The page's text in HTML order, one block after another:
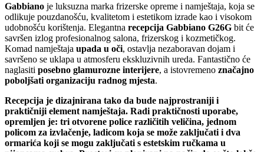
Gabbiano je luksuzna marka frizerske opreme i namještaja, koja se
odlikuje pouzdanošću, kvalitetom i estetikom izrade kao i visokom
udobnošću korištenja. Elegantna recepcija Gabbiano G26G bit će
savršen izlog profesionalnog salona, frizerskog i kozmetičkog.
Komad namještaja upada u oči, ostavlja nezaboravan dojam i
savršeno se uklapa u atmosferu ekskluzivnih ureda. Fantastično će
naglasiti posebno glamurozne interijere, a istovremeno značajno
poboljšati organizaciju radnog mjesta.
Recepcija je dizajnirana tako da bude najprostraniji i
praktičniji element namještaja. Radi praktičnosti uporabe,
opremljen je: tri otvorene police različitih veličina, jednom
policom za izvlačenje, ladicom koja se može zaključati i dva
ormarića koji se mogu zaključati s estetskim ručkama u